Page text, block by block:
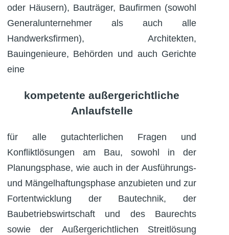
oder Häusern), Bauträger, Baufirmen (sowohl
Generalunternehmer als auch alle
Handwerksfirmen), Architekten,
Bauingenieure, Behörden und auch Gerichte
eine
kompetente außergerichtliche
Anlaufstelle
für alle gutachterlichen Fragen und
Konfliktlösungen am Bau, sowohl in der
Planungsphase, wie auch in der Ausführungs-
und Mängelhaftungsphase anzubieten und zur
Fortentwicklung der Bautechnik, der
Baubetriebswirtschaft und des Baurechts
sowie der Außergerichtlichen Streitlösung